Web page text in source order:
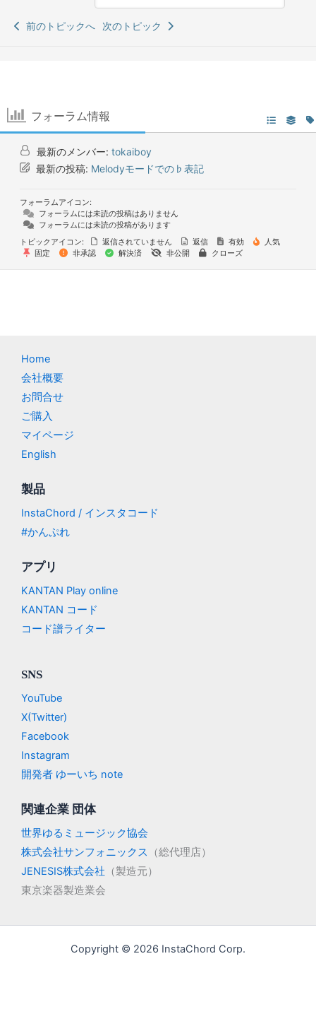
前のトピックへ 次のトピック
フォーラム情報
最新のメンバー: tokaiboy
最新の投稿: Melodyモードでの♭表記
フォーラムアイコン:
フォーラムには未読の投稿はありません
フォーラムには未読の投稿があります
トピックアイコン:
返信されていません 返信 有効
人気
固定
非承認 解決済 非公開 クローズ
Home
会社概要
お問合せ
ご購入
マイページ
English
製品
InstaChord / インスタコード
#かんぷれ
アプリ
KANTAN Play online
KANTAN コード
コード譜ライター
SNS
YouTube
X(Twitter)
Facebook
Instagram
開発者 ゆーいち note
関連企業 団体
世界ゆるミュージック協会
株式会社サンフォニックス
（総代理店）
JENESIS株式会社 （製造元）
東京楽器製造業会
Copyright © 2026 InstaChord Corp.